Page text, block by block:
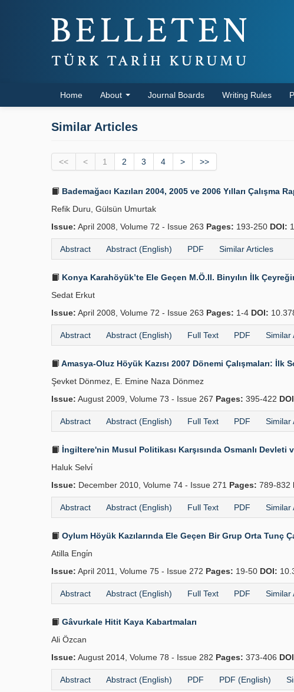
Home About Journal Boards Writing Rules
Similar Articles
<< < 1 2 3 4 > >>
Bademağacı Kazıları 2004, 2005 ve 2006 Yılları Çalışma
Refik Duru, Gülsün Umurtak
Issue: April 2008, Volume 72 - Issue 263 Pages: 193-250 DOI:
Abstract Abstract (English) PDF Similar Articles
Konya Karahöyük’te Ele Geçen M.Ö.II. Binyılın İlk
Sedat Erkut
Issue: April 2008, Volume 72 - Issue 263 Pages: 1-4 DOI:
Abstract Abstract (English) Full Text PDF Similar
Amasya-Oluz Höyük Kazısı 2007 Dönemi Çalışmaları: İlk
Şevket Dönmez, E. Emine Naza Dönmez
Issue: August 2009, Volume 73 - Issue 267 Pages: 395-422
Abstract Abstract (English) Full Text PDF Similar
İngiltere'nin Musul Politikası Karşısında Osmanlı Devleti
Haluk Selvi̇
Issue: December 2010, Volume 74 - Issue 271 Pages: 789-832
Abstract Abstract (English) Full Text PDF Similar
Oylum Höyük Kazılarında Ele Geçen Bir Grup Orta Tunç
Atilla Engi̇n
Issue: April 2011, Volume 75 - Issue 272 Pages: 19-50 DOI:
Abstract Abstract (English) Full Text PDF Similar
Gâvurkale Hitit Kaya Kabartmaları
Ali Özcan
Issue: August 2014, Volume 78 - Issue 282 Pages: 373-406
Abstract Abstract (English) PDF PDF (English)